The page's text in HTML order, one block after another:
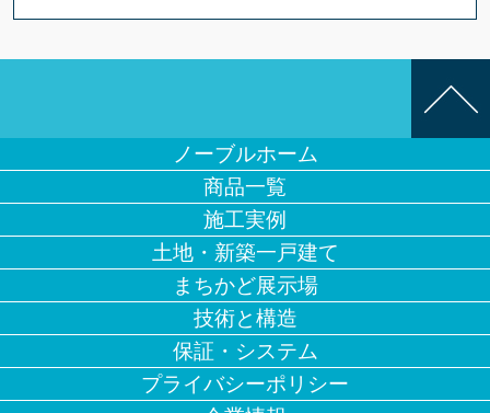
ノーブルホーム
商品一覧
施工実例
土地・新築一戸建て
まちかど展示場
技術と構造
保証・システム
プライバシーポリシー